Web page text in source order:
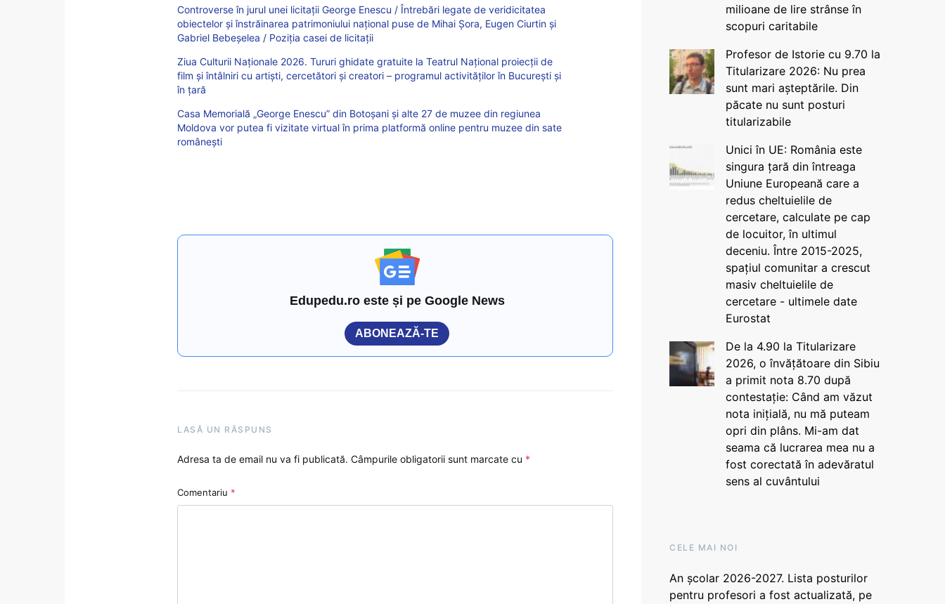
Controverse în jurul unei licitații George Enescu / Întrebări legate de veridicitatea
obiectelor și înstrăinarea patrimoniului național puse de Mihai Șora, Eugen Ciurtin și
Gabriel Bebeșelea / Poziția casei de licitații
Ziua Culturii Naționale 2026. Tururi ghidate gratuite la Teatrul Național proiecții de
film și întâlniri cu artiști, cercetători și creatori – programul activităților în București și
în țară
Casa Memorială „George Enescu” din Botoșani și alte 27 de muzee din regiunea
Moldova vor putea fi vizitate virtual în prima platformă online pentru muzee din sate
românești
Edupedu.ro este și pe Google News
ABONEAZĂ-TE
LASĂ UN RĂSPUNS
Adresa ta de email nu va fi publicată. Câmpurile obligatorii sunt marcate cu *
Comentariu *
milioane de lire strânse în
scopuri caritabile
Profesor de Istorie cu 9.70 la
Titularizare 2026: Nu prea
sunt mari așteptările. Din
păcate nu sunt posturi
titularizabile
Unici în UE: România este
singura țară din întreaga
Uniune Europeană care a
redus cheltuielile de
cercetare, calculate pe cap
de locuitor, în ultimul
deceniu. Între 2015-2025,
spațiul comunitar a crescut
masiv cheltuielile de
cercetare - ultimele date
Eurostat
De la 4.90 la Titularizare
2026, o învățătoare din Sibiu
a primit nota 8.70 după
contestație: Când am văzut
nota inițială, nu mă puteam
opri din plâns. Mi-am dat
seama că lucrarea mea nu a
fost corectată în adevăratul
sens al cuvântului
CELE MAI NOI
An școlar 2026-2027. Lista posturilor
pentru profesori a fost actualizată, pe